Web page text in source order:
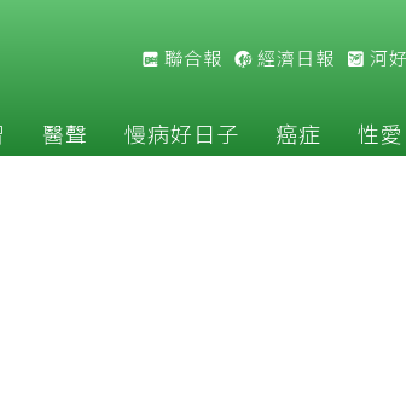
聯合報 經濟日報 河
醫聲 慢病好日子 癌症 性愛